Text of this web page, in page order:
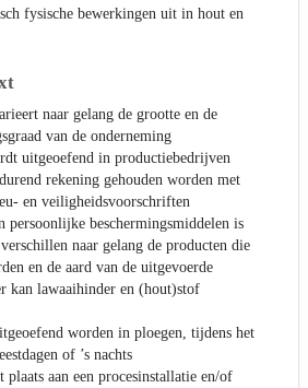
fysische bewerkingen uit in hout en
naar gelang de grootte en de
van de onderneming
uitgeoefend in productiebedrijven
rekening gehouden worden met
en veiligheidsvoorschriften
persoonlijke beschermingsmiddelen is
naar gelang de producten die
en de aard van de uitgevoerde
kan lawaaihinder en (hout)stof
worden in ploegen, tijdens het
of ’s nachts
aan een procesinstallatie en/of